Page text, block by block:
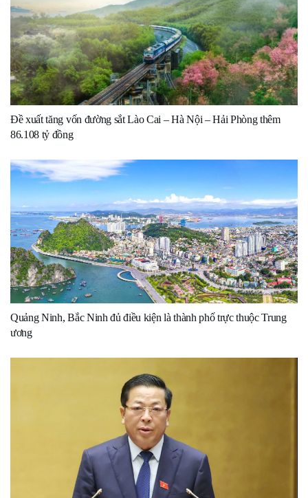
Đề xuất tăng vốn đường sắt Lào Cai – Hà Nội – Hải Phòng thêm
86.108 tỷ đồng
Quảng Ninh, Bắc Ninh đủ điều kiện là thành phố trực thuộc Trung
ương